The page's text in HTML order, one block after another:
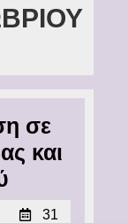
σε
και
περιήγηση
31